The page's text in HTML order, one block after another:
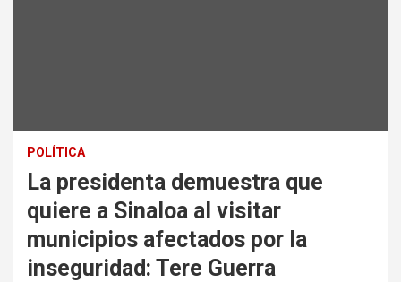
POLÍTICA
La presidenta demuestra que
quiere a Sinaloa al visitar
municipios afectados por la
inseguridad: Tere Guerra